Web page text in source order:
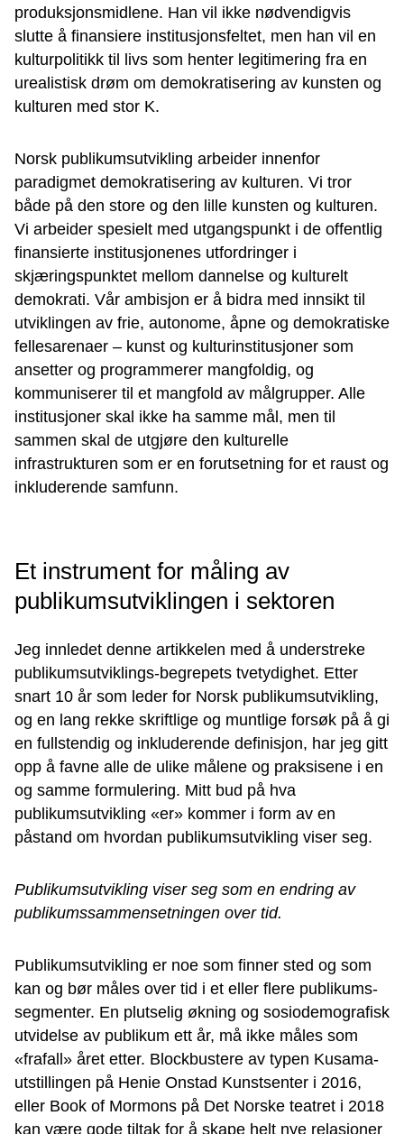
produksjonsmidlene. Han vil ikke nødvendigvis
slutte å finansiere institusjonsfeltet, men han vil en
kulturpolitikk til livs som henter legitimering fra en
urealistisk drøm om demokratisering av kunsten og
kulturen med stor K.
Norsk publikumsutvikling arbeider innenfor
paradigmet demokratisering av kulturen. Vi tror
både på den store og den lille kunsten og kulturen.
Vi arbeider spesielt med utgangspunkt i de offentlig
finansierte institusjonenes utfordringer i
skjæringspunktet mellom dannelse og kulturelt
demokrati. Vår ambisjon er å bidra med innsikt til
utviklingen av frie, autonome, åpne og demokratiske
fellesarenaer – kunst og kulturinstitusjoner som
ansetter og programmerer mangfoldig, og
kommuniserer til et mangfold av målgrupper. Alle
institusjoner skal ikke ha samme mål, men til
sammen skal de utgjøre den kulturelle
infrastrukturen som er en forutsetning for et raust og
inkluderende samfunn.
Et instrument for måling av
publikumsutviklingen i sektoren
Jeg innledet denne artikkelen med å understreke
publikumsutviklings-begrepets tvetydighet. Etter
snart 10 år som leder for Norsk publikumsutvikling,
og en lang rekke skriftlige og muntlige forsøk på å gi
en fullstendig og inkluderende definisjon, har jeg gitt
opp å favne alle de ulike målene og praksisene i en
og samme formulering. Mitt bud på hva
publikumsutvikling «er» kommer i form av en
påstand om hvordan publikumsutvikling viser seg.
Publikumsutvikling viser seg som en endring av
publikumssammensetningen over tid.
Publikumsutvikling er noe som finner sted og som
kan og bør måles over tid i et eller flere publikums-
segmenter. En plutselig økning og sosiodemografisk
utvidelse av publikum ett år, må ikke måles som
«frafall» året etter. Blockbustere av typen Kusama-
utstillingen på Henie Onstad Kunstsenter i 2016,
eller Book of Mormons på Det Norske teatret i 2018
kan være gode tiltak for å skape helt nye relasjoner